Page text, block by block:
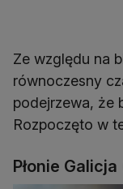
Ze względu na
równoczesny
podejrzewa, że
Rozpoczęto w
Płonie Galicja